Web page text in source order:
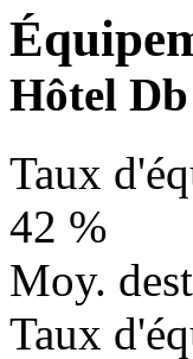
Hôtel
Taux
42 %
Moy.
Taux